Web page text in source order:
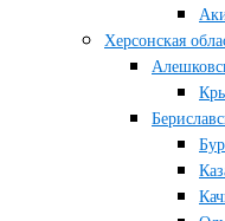
Херсонская